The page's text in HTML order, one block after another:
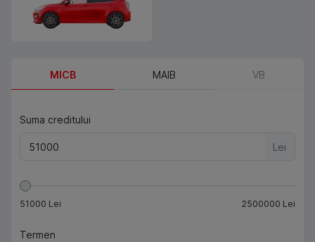
MICB MAIB VB
Suma creditului
Lei
51000 Lei 2500000 Lei
Termen